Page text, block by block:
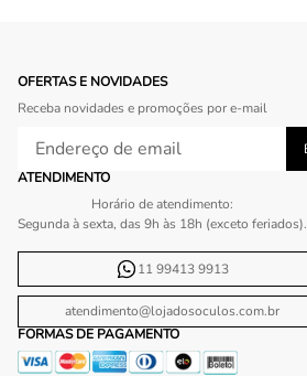
OFERTAS E NOVIDADES
Receba novidades e promoções por e-mail
ATENDIMENTO
Horário de atendimento:
Segunda à sexta, das 9h às 18h (exceto feriados).
11 99413 9913
atendimento@lojadosoculos.com.br
FORMAS DE PAGAMENTO